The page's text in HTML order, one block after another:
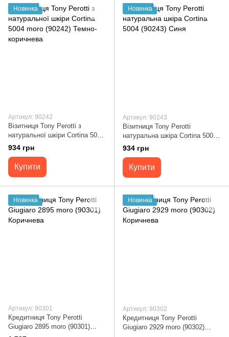
Новинка
Артикул: 90242
Візитниця Tony Perotti з
натуральної шкіри Cortina 5004
moro (90242) Темно-коричнева
934 грн
Купити
Новинка
Артикул: 90243
Візитниця Tony Perotti
натуральна шкіра Cortina 5004
(90243) Синя
934 грн
Купити
Новинка
Артикул: 90301
Кредитниця Tony Perotti
Giugiaro 2895 moro (90301)
Новинка
Артикул: 90302
Кредитниця Tony Perotti
Giugiaro 2929 moro (90302)